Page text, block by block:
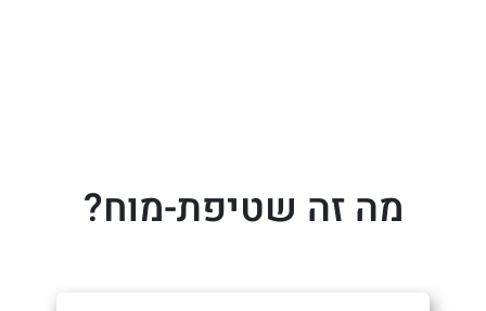
מה זה שטיפת-מוח?